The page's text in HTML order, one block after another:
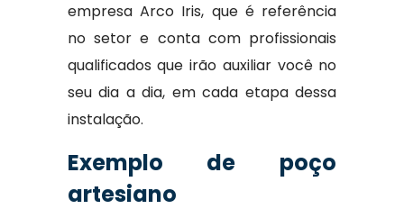
empresa Arco Iris, que é referência
no setor e conta com profissionais
qualificados que irão auxiliar você no
seu dia a dia, em cada etapa dessa
instalação.
Exemplo de poço
artesiano